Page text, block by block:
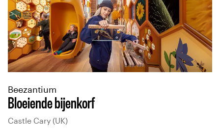
Bloeiende bijenkorf
Beezantium
Castle Cary (UK)